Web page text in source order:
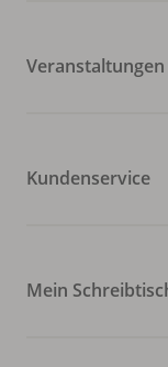
Veranstaltungen
Kundenservice
Mein